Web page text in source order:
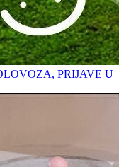
PRIJAVE U